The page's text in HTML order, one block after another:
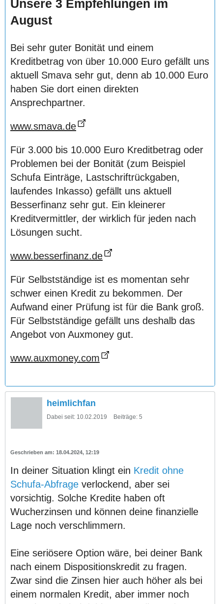
Unsere 3 Empfehlungen im
August
Bei sehr guter Bonität und einem
Kreditbetrag von über 10.000 Euro gefällt uns
aktuell Smava sehr gut, denn ab 10.000 Euro
haben Sie dort einen direkten
Ansprechpartner.
www.smava.de
Für 3.000 bis 10.000 Euro Kreditbetrag oder
Problemen bei der Bonität (zum Beispiel
Schufa Einträge, Lastschriftrückgaben,
laufendes Inkasso) gefällt uns aktuell
Besserfinanz sehr gut. Ein kleinerer
Kreditvermittler, der wirklich für jeden nach
Lösungen sucht.
www.besserfinanz.de
Für Selbstständige ist es momentan sehr
schwer einen Kredit zu bekommen. Der
Aufwand einer Prüfung ist für die Bank groß.
Für Selbstständige gefällt uns deshalb das
Angebot von Auxmoney gut.
www.auxmoney.com
heimlichfan
Dabei seit: 10.02.2019 Beiträge: 5
18.04.2024, 12:19
In deiner Situation klingt ein Kredit ohne
Schufa-Abfrage verlockend, aber sei
vorsichtig. Solche Kredite haben oft
Wucherzinsen und können deine finanzielle
Lage noch verschlimmern.
Eine seriösere Option wäre, bei deiner Bank
nach einem Dispositionskredit zu fragen.
Zwar sind die Zinsen hier auch höher als bei
einem normalen Kredit, aber immer noch